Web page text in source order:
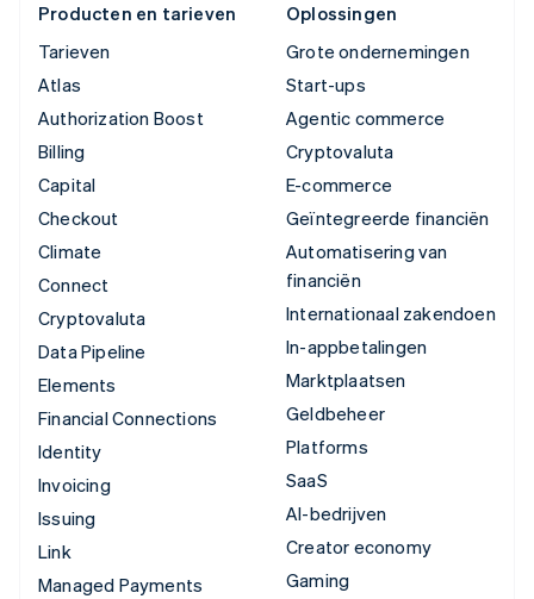
Producten en tarieven
Tarieven
Atlas
Authorization Boost
Billing
Capital
Checkout
Climate
Connect
Cryptovaluta
Data Pipeline
Elements
Financial Connections
Identity
Invoicing
Issuing
Link
Managed Payments
Oplossingen
Grote ondernemingen
Start-ups
Agentic commerce
Cryptovaluta
E-commerce
Geïntegreerde financiën
Automatisering van
financiën
Internationaal zakendoen
In-appbetalingen
Marktplaatsen
Geldbeheer
Platforms
SaaS
AI-bedrijven
Creator economy
Gaming